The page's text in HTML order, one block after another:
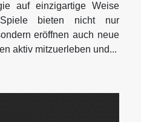
auf einzigartige Weise
bieten nicht nur
eröffnen auch neue
aktiv mitzuerleben und...